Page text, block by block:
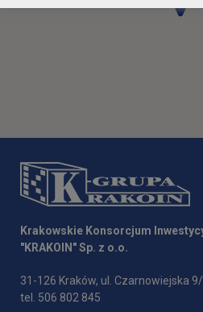
Krakowskie Konsorcjum
"KRAKOIN" Sp. z o.o.
31-126 Kraków, ul. Czarnowiejska 9/
tel. 506 802 845